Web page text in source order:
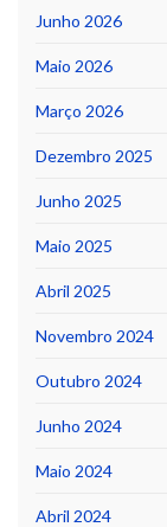
Junho 2026
Maio 2026
Março 2026
Dezembro 2025
Junho 2025
Maio 2025
Abril 2025
Novembro 2024
Outubro 2024
Junho 2024
Maio 2024
Abril 2024